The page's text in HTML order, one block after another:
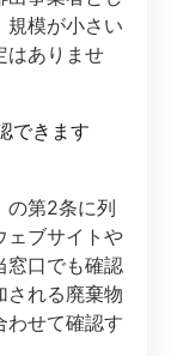
規模が小さい
はありませ
できます
の第2条に列
ェブサイトや
窓口でも確認
される廃棄物
わせて確認す